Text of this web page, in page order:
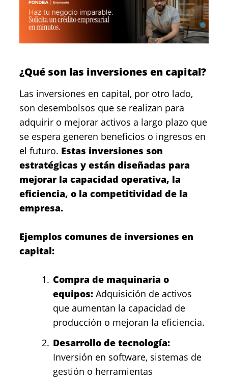
¿Qué son las inversiones en capital?
Las inversiones en capital, por otro lado,
son desembolsos que se realizan para
adquirir o mejorar activos a largo plazo que
se espera generen beneficios o ingresos en
el futuro. Estas inversiones son
estratégicas y están diseñadas para
mejorar la capacidad operativa, la
eficiencia, o la competitividad de la
empresa.
Ejemplos comunes de inversiones en
capital:
Compra de maquinaria o
equipos: Adquisición de activos
que aumentan la capacidad de
producción o mejoran la eficiencia.
Desarrollo de tecnología:
Inversión en software, sistemas de
gestión o herramientas